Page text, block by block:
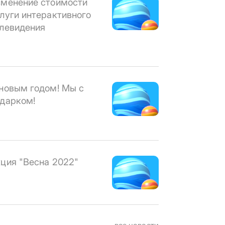
интерактивного
годом! Мы с
"Весна 2022"